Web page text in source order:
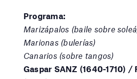
Programa:
Marizápalos (baile sobre
Marionas (bulerías)
Canarios (sobre tangos)
Gaspar SANZ (1640-1710) /